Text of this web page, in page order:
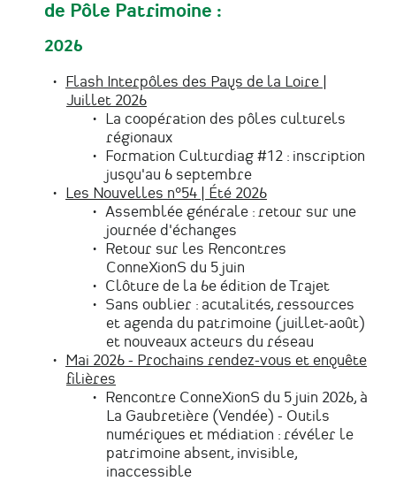
de Pôle Patrimoine :
2026
Flash Interpôles des Pays de la Loire |
Juillet 2026
La coopération des pôles culturels
régionaux
Formation Culturdiag #12 : inscription
jusqu'au 6 septembre
Les Nouvelles n°54 |
Été 2026
Assemblée générale : retour sur une
journée d'échanges
Retour sur les Rencontres
ConneXionS du 5 juin
Clôture de la 6e édition de Trajet
Sans oublier : acutalités, ressources
et agenda du patrimoine (juillet-août)
et nouveaux acteurs du réseau
Mai 2026 - Prochains rendez-vous et enquête
filières
Rencontre ConneXionS du 5 juin 2026, à
La Gaubretière (Vendée) - Outils
numériques et médiation : révéler le
patrimoine absent, invisible,
inaccessible